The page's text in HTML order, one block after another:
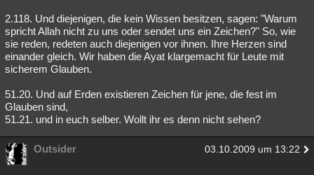
2.118. Und diejenigen, die kein Wissen besitzen, sagen: "Warum
spricht Allah nicht zu uns oder sendet uns ein Zeichen?" So, wie
sie reden, redeten auch diejenigen vor ihnen. Ihre Herzen sind
einander gleich. Wir haben die Ayat klargemacht für Leute mit
sicherem Glauben.
51.20. Und auf Erden existieren Zeichen für jene, die fest im
Glauben sind,
51.21. und in euch selber. Wollt ihr es denn nicht sehen?
Outsider 03.10.2009 um 13:22